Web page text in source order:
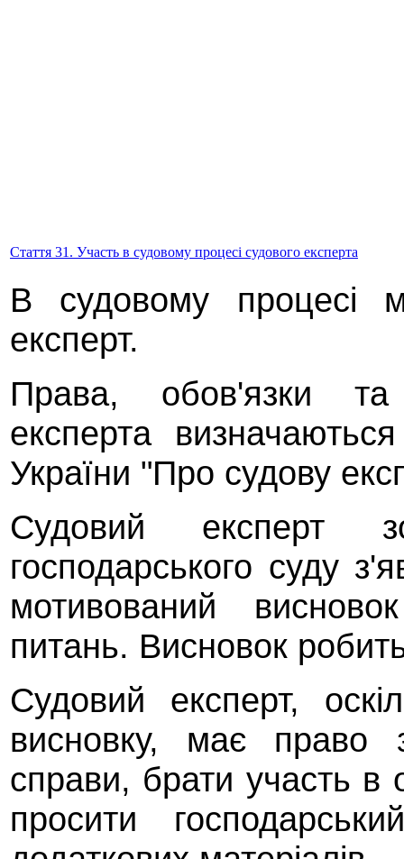
Стаття 31. Участь в судовому процесі судового експерта
В судовому процесі
експерт.
Права, обов'язки та
експерта
України "Про судову
Судовий експерт
господарського суду
мотивований
питань. Висновок
Судовий експерт,
висновку, має право
справи, брати участь в
просити